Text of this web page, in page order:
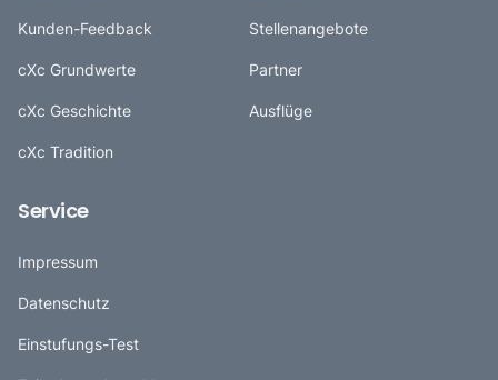
Kunden-Feedback
cXc Grundwerte
cXc Geschichte
cXc Tradition
Stellenangebote
Partner
Ausflüge
Service
Impressum
Datenschutz
Einstufungs-Test